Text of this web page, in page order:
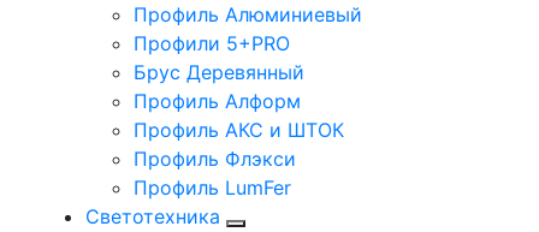
Профиль Алюминиевый
Профили 5+PRO
Брус Деревянный
Профиль Алформ
Профиль АКС и ШТОК
Профиль Флэкси
Профиль LumFer
Светотехника